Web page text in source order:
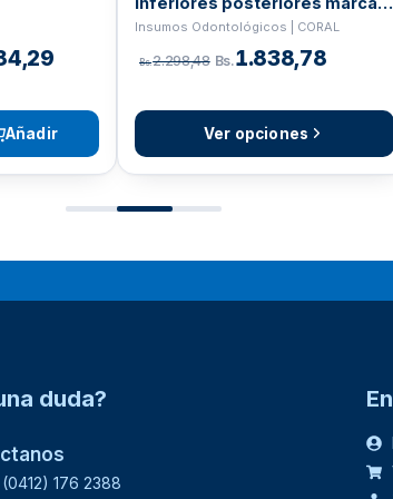
Añadir
Coral
Insumos Odontológicos | CORAL
Bs.2.298,48 Bs.1.838,78
Ver opciones
duda?
176 2388